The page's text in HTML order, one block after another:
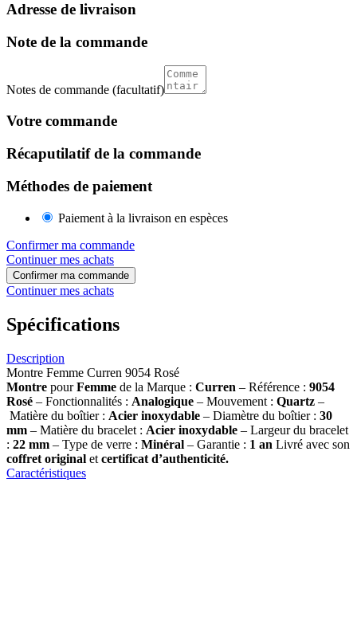
Adresse de livraison
Note de la commande
Notes de commande (facultatif)
Votre commande
Récaputilatif de la commande
Méthodes de paiement
Paiement à la livraison en espèces
Confirmer ma commande
Continuer mes achats
Confirmer ma commande
Continuer mes achats
Spécifications
Description
Montre Femme Curren 9054 Rosé
Montre pourFemme de la Marque : Curren – Référence : 9054
Rosé – Fonctionnalités : Analogique – Mouvement : Quartz –
Matière du boîtier : Acier inoxydable – Diamètre du boîtier : 30
mm – Matière du bracelet : Acier inoxydable – Largeur du bracelet
: 22 mm – Type de verre : Minéral – Garantie : 1 an Livré avec son
coffret original et certificat d’authenticité.
Caractéristiques